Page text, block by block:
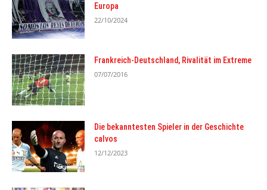
Europa
22/10/2024
Frankreich-Deutschland, Rivalität im Extreme
07/07/2016
Die bekanntesten Spieler in der Geschichte
calvos
12/12/2023